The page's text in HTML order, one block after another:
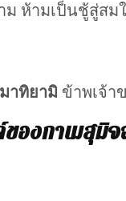
ห้ามเป็นชู้สู่สม
าทิยามิ ข้าพเจ้า
องกาเมสุมิจ